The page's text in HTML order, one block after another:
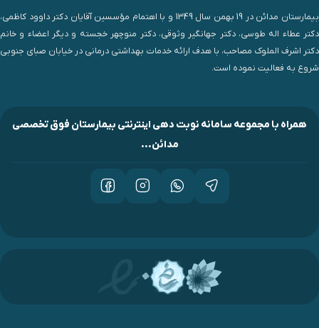
بیمارستان مدائن در 19 بهمن سال 1349 و با اهتمام مؤسسین آقایان دکتر داوود کاظمی،
دکتر عطاء اله طوسی، دکتر جهانگیر وثوقی، دکتر منوچهر خجسته و دیگر اعضاء و خانم
دکتر اشرف الملوک مصاحب، با هدف ارائه خدمات بهداشتی درمانی در خیابان صبای جنوبی
شروع به فعالیت نموده است.
همراه با مجموعه سامانه نوبت دهی اینترنتی بیمارستان فوق تخصصی
مدائن...